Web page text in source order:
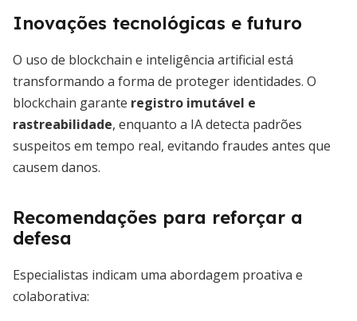
Inovações tecnológicas e futuro
O uso de blockchain e inteligência artificial está
transformando a forma de proteger identidades. O
blockchain garante registro imutável e
rastreabilidade, enquanto a IA detecta padrões
suspeitos em tempo real, evitando fraudes antes que
causem danos.
Recomendações para reforçar a
defesa
Especialistas indicam uma abordagem proativa e
colaborativa: